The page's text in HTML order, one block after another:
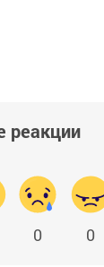
реакции
0 0